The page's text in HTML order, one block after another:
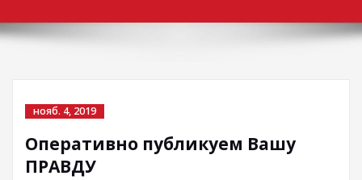
нояб. 4, 2019
Оперативно публикуем Вашу
ПРАВДУ